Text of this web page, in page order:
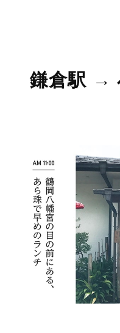
鎌倉駅 →